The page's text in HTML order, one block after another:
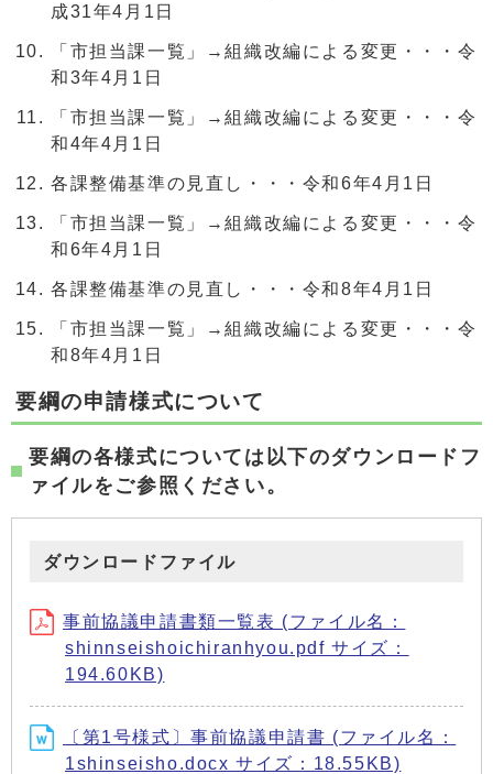
成31年4月1日
「市担当課一覧」→組織改編による変更・・・令
和3年4月1日
「市担当課一覧」→組織改編による変更・・・令
和4年4月1日
各課整備基準の見直し・・・令和6年4月1日
「市担当課一覧」→組織改編による変更・・・令
和6年4月1日
各課整備基準の見直し・・・令和8年4月1日
「市担当課一覧」→組織改編による変更・・・令
和8年4月1日
要綱の申請様式について
要綱の各様式については以下のダウンロードフ
ァイルをご参照ください。
ダウンロードファイル
事前協議申請書類一覧表 (ファイル名：
shinnseishoichiranhyou.pdf サイズ：
194.60KB)
〔第1号様式〕事前協議申請書 (ファイル名：
1shinseisho.docx サイズ：18.55KB)